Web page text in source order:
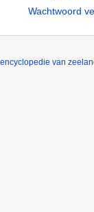
Wachtwoord
van